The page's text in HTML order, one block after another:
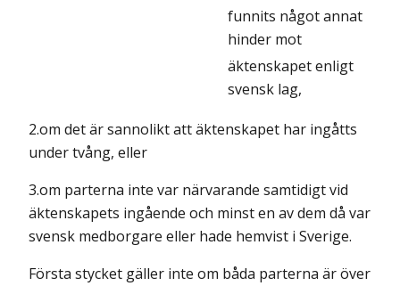
funnits något annat
hinder mot
äktenskapet enligt
svensk lag,
2.om det är sannolikt att äktenskapet har ingåtts
under tvång, eller
3.om parterna inte var närvarande samtidigt vid
äktenskapets ingående och minst en av dem då var
svensk medborgare eller hade hemvist i Sverige.
Första stycket gäller inte om båda parterna är över